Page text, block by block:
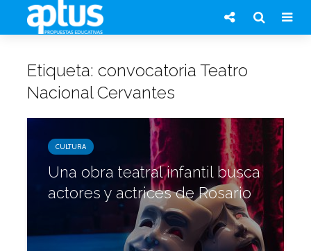
Etiqueta: convocatoria Teatro
Nacional Cervantes
CULTURA
Una obra teatral infantil busca
actores y actrices de Rosario